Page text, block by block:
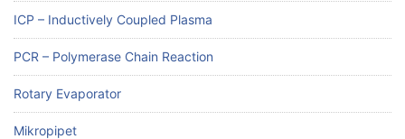
ICP – Inductively Coupled Plasma
PCR – Polymerase Chain Reaction
Rotary Evaporator
Mikropipet